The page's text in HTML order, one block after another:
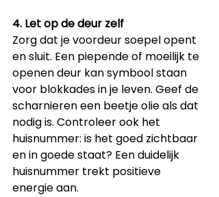
4. Let op de deur zelf
Zorg dat je voordeur soepel opent
en sluit. Een piepende of moeilijk te
openen deur kan symbool staan
voor blokkades in je leven. Geef de
scharnieren een beetje olie als dat
nodig is. Controleer ook het
huisnummer: is het goed zichtbaar
en in goede staat? Een duidelijk
huisnummer trekt positieve
energie aan.